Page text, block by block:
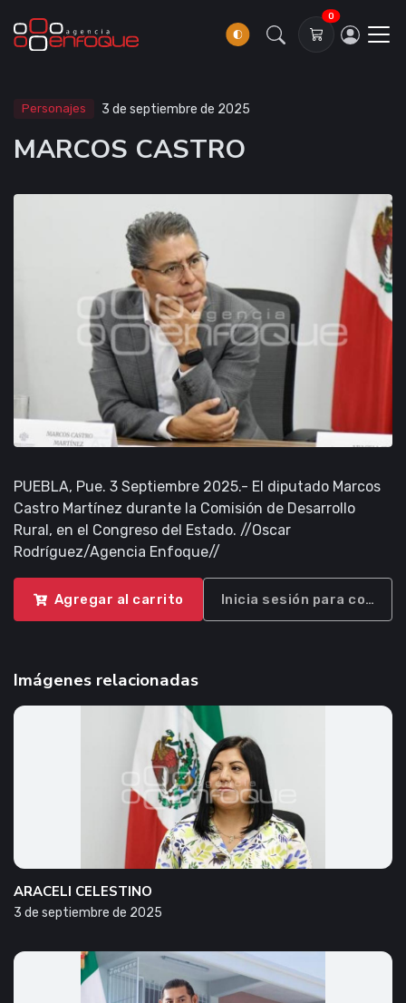
0
Personajes 3 de septiembre de 2025
MARCOS CASTRO
PUEBLA, Pue. 3 Septiembre 2025.- El diputado Marcos
Castro Martínez durante la Comisión de Desarrollo
Rural, en el Congreso del Estado. //Oscar
Rodríguez/Agencia Enfoque//
Agregar al carrito Inicia sesión para
Imágenes relacionadas
ARACELI CELESTINO
3 de septiembre de 2025